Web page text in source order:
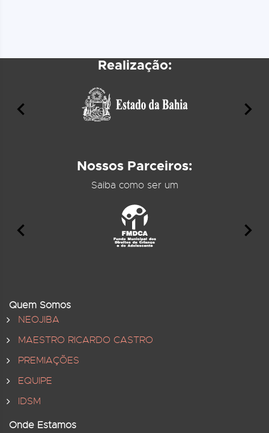
Realização:
Nossos Parceiros:
Saiba como ser um
Quem Somos
NEOJIBA
MAESTRO RICARDO CASTRO
PREMIAÇÕES
EQUIPE
IDSM
Onde Estamos